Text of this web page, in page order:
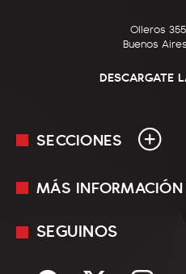
Olleros
Buenos
DESCARGATE
SECCIONES
En Vivo
MÁS INFORMACIÓN
Mediakit
Términos y condiciones
SEGUINOS